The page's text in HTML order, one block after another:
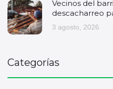
Vecinos del
descacharreo
3 agosto, 2026
Categorías